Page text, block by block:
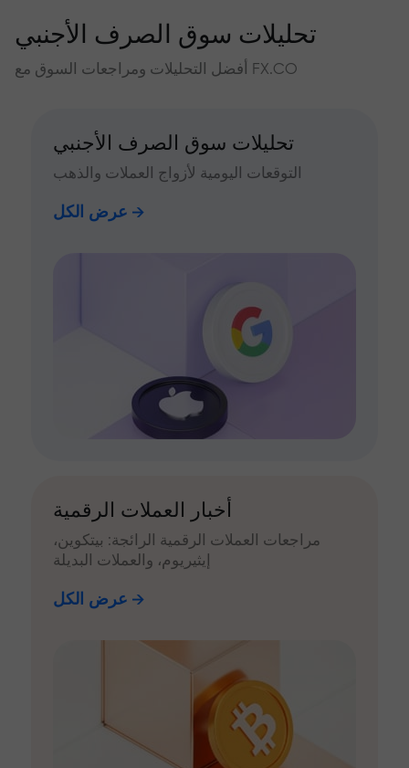
تحليلات سوق الصرف الأجنبي
أفضل التحليلات ومراجعات السوق مع FX.CO
تحليلات سوق الصرف الأجنبي
التوقعات اليومية لأزواج العملات والذهب
عرض الكل
أخبار العملات الرقمية
مراجعات العملات الرقمية الرائجة: بيتكوين،
إيثيريوم، والعملات البديلة
عرض الكل